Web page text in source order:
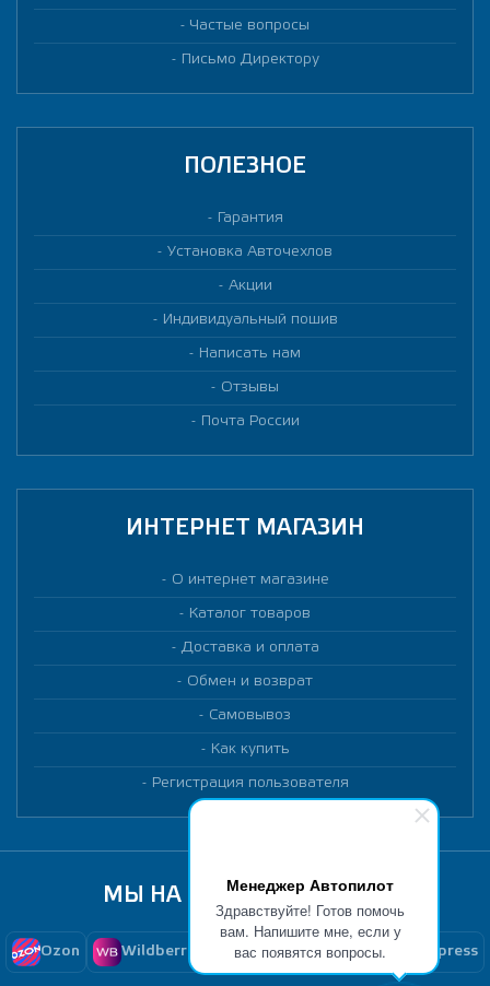
Менеджер Автопилот
Здравствуйте! Готов помочь
вам. Напишите мне, если у
вас появятся вопросы.
Частые вопросы
Письмо Директору
ПОЛЕЗНОЕ
Гарантия
Установка Авточехлов
Акции
Индивидуальный пошив
Написать нам
Отзывы
Почта России
ИНТЕРНЕТ МАГАЗИН
О интернет магазине
Каталог товаров
Доставка и оплата
Обмен и возврат
Самовывоз
Как купить
Регистрация пользователя
МЫ НА МАРКЕТПЛЕЙСАХ
Ozon Wildberries Yandex Market Aliexpress